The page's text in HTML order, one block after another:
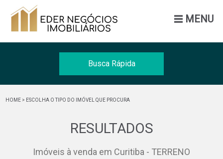
MENU
Busca Rápida
Venda
HOME > ESCOLHA O TIPO DO IMÓVEL QUE PROCURA
RESULTADOS
Imóveis à venda em Curitiba - TERRENO